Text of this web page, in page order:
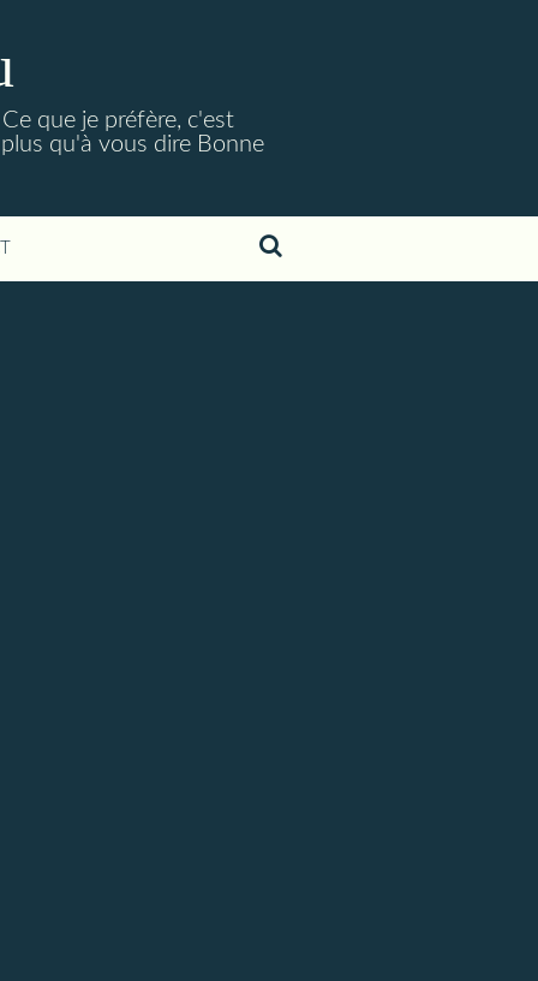
que je préfère, c'est
qu'à vous dire Bonne